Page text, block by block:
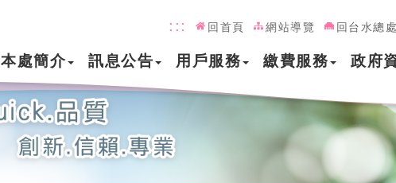
::: 回首頁 網站導覽 回台水總處
本處簡介 訊息公告 用戶服務 繳費服務 政府